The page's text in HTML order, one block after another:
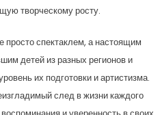
творческому росту.
просто спектаклем, а настоящим
детей из разных регионов и
их подготовки и артистизма.
след в жизни каждого